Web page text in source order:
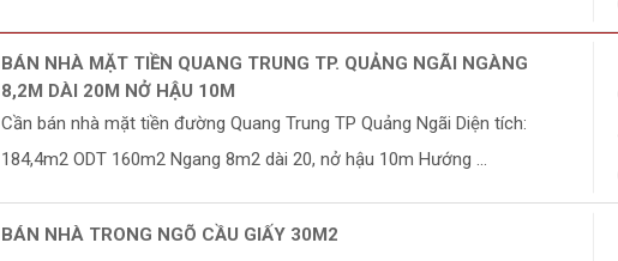
BÁN NHÀ MẶT TIỀN QUANG TRUNG TP. QUẢNG NGÃI NGÀNG
8,2M DÀI 20M NỞ HẬU 10M
Cần bán nhà mặt tiền đường Quang Trung TP Quảng Ngãi Diện tích:
184,4m2 ODT 160m2 Ngang 8m2 dài 20, nở hậu 10m Hướng ...
BÁN NHÀ TRONG NGÕ CẦU GIẤY 30M2